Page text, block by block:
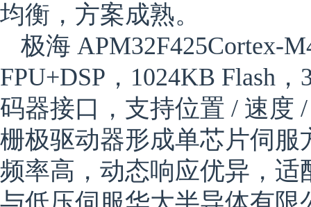
均衡，方案成熟。
极海 APM32F425
FPU+DSP，1024KB Flash
码器接口，支持位置 / 速度
栅极驱动器形成单芯片伺服
频率高，动态响应优异，